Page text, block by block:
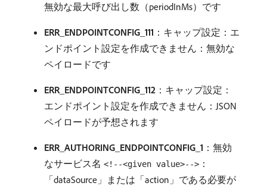
無効な最大呼び出し数（periodInMs）です
ERR_ENDPOINTCONFIG_111 ：キャップ設定：エ
ンドポイント設定を作成できません：無効な
ペイロードです
ERR_ENDPOINTCONFIG_112 ：キャップ設定：
エンドポイント設定を作成できません：JSON
ペイロードが予想されます
ERR_AUTHORING_ENDPOINTCONFIG_1 ：無効
なサービス名 <!--<given value>--> ：
「dataSource」または「action」である必要が